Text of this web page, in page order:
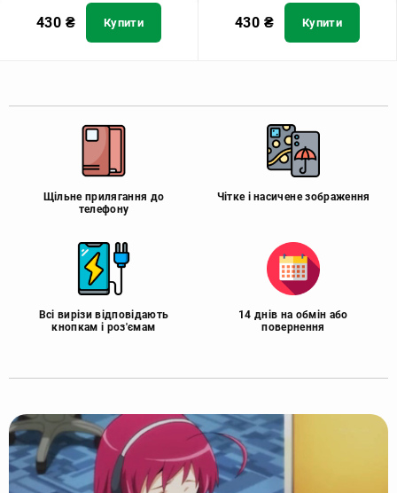
430 ₴ Купити 430 ₴ Купити
Щільне прилягання до
телефону
Чітке і насичене зображення
Всі вирізи відповідають
кнопкам і роз'ємам
14 днів на обмін або
повернення